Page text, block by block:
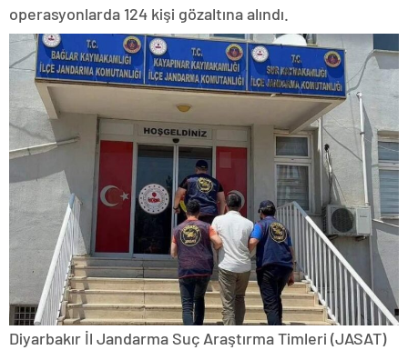
operasyonlarda 124 kişi gözaltına alındı.
Diyarbakır İl Jandarma Suç Araştırma Timleri (JASAT)